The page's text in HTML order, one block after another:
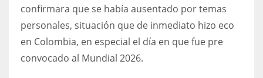
IND
34
MIN
confirmara que se había ausentado por temas
personales, situación que de inmediato hizo eco
en Colombia, en especial el día en que fue pre
convocado al Mundial 2026.